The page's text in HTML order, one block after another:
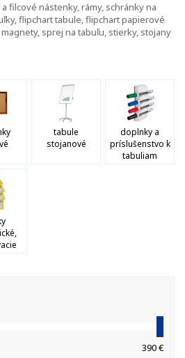
filcové nástenky, rámy, schránky na
flipchart tabule, flipchart papierové
sprej na tabuľu, stierky, stojany
tabule
stojanové
doplnky a
príslušenstvo k
tabuliam
390 €